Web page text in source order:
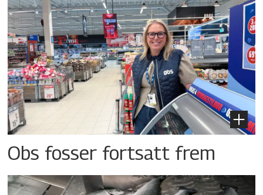
Obs fosser fortsatt frem